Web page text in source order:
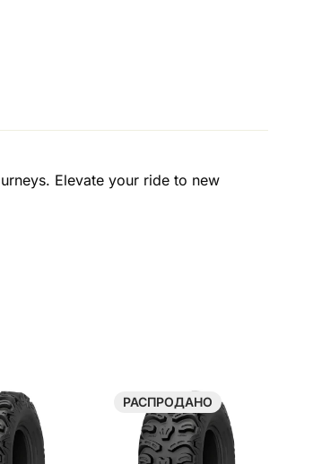
Elevate your ride to new
РАСПРОДАНО